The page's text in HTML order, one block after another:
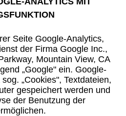
Seite Google-Analytics,
der Firma Google Inc.,
Mountain View, CA
„Google" ein. Google-
„Cookies", Textdateien,
gespeichert werden und
der Benutzung der